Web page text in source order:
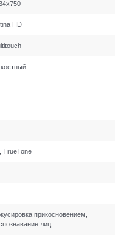
HD
TrueTone
прикосновением,
лиц